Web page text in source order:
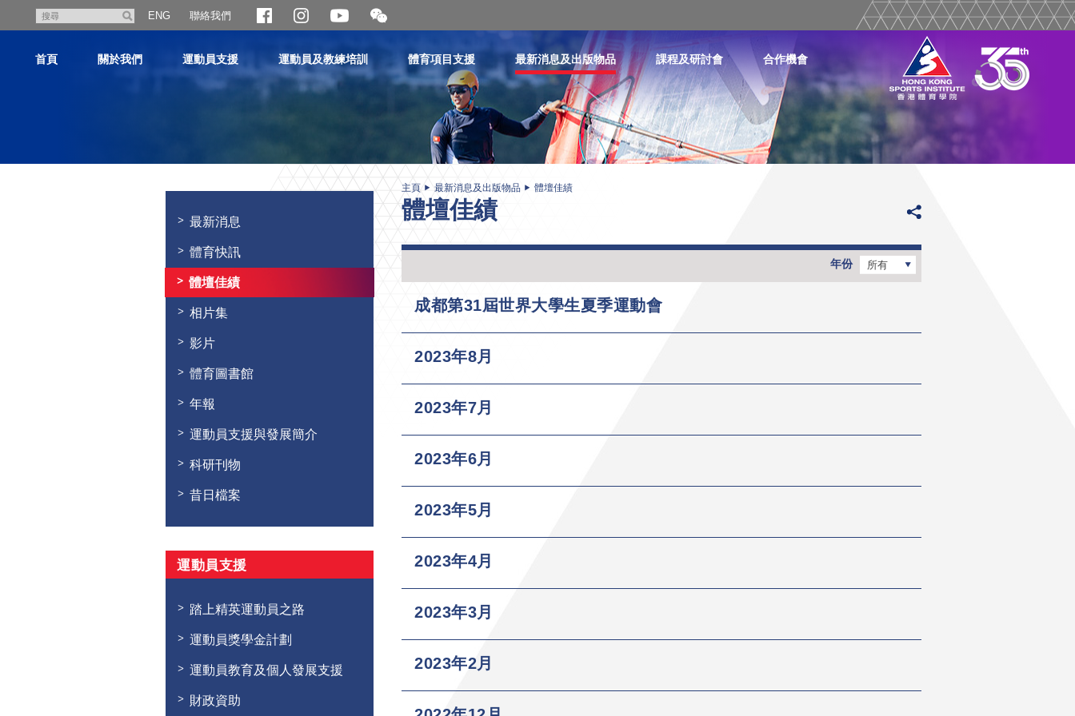
尋
ENG 聯絡我們
開
合
二
維
首頁 關於我們 運動員支援 運動員及教練培訓 體育項目支援 最新消息及出版物品 課程及研討會 合作機會
最新消息
體育快訊
體壇佳績
相片集
影片
體育圖書館
年報
運動員支援與發展簡介
科研刊物
昔日檔案
運動員支援
踏上精英運動員之路
運動員獎學金計劃
運動員教育及個人發展支援
財政資助
主頁 最新消息及出版物品 體壇佳績
體壇佳績
年份 所有
成都第31屆世界大學生夏季運動會
2023年8月
2023年7月
2023年6月
2023年5月
2023年4月
2023年3月
2023年2月